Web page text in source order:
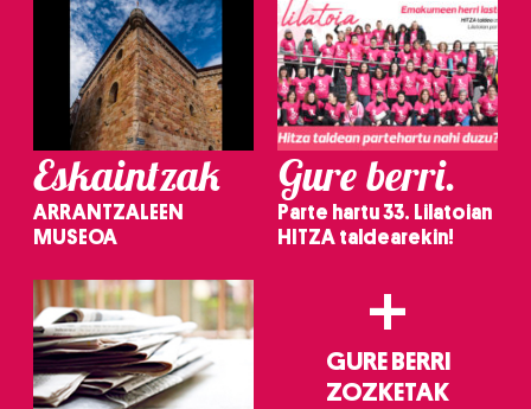
Eskaintzak
ARRANTZALEEN
MUSEOA
Gure berri.
Parte hartu 33. Lilatoian
HITZA taldearekin!
+
GURE BERRI
ZOZKETAK